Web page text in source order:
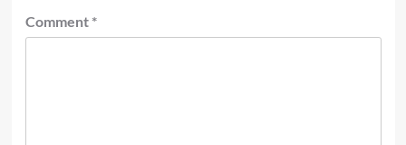
Comment *